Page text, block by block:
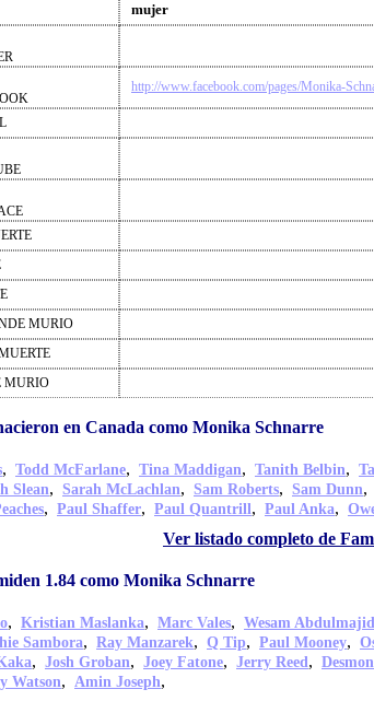
mujer
http://www.facebook.com/pages/Monika-
MURIO
MURIO
en Canada como Monika Schnarre
, Todd McFarlane, Tina Maddigan, Tanith Belbin,
Slean, Sarah McLachlan, Sam Roberts, Sam Dunn,
, Paul Shaffer, Paul Quantrill, Paul Anka,
Ver listado completo de
1.84 como Monika Schnarre
, Kristian Maslanka, Marc Vales, Wesam Abdulmajid
Sambora, Ray Manzarek, Q Tip, Paul Mooney,
, Josh Groban, Joey Fatone, Jerry Reed,
Watson, Amin Joseph,